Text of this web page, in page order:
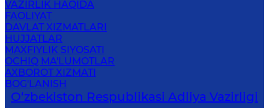
VAZIRLIK HAQIDA
FAOLIYAT
DAVLAT XIZMATLARI
HUJJATLAR
MAXFIYLIK SIYOSATI
OCHIQ MA'LUMOTLAR
AXBOROT XIZMATI
BOG'LANISH
O‘zbekiston Respublikasi Adliya Vazirligi